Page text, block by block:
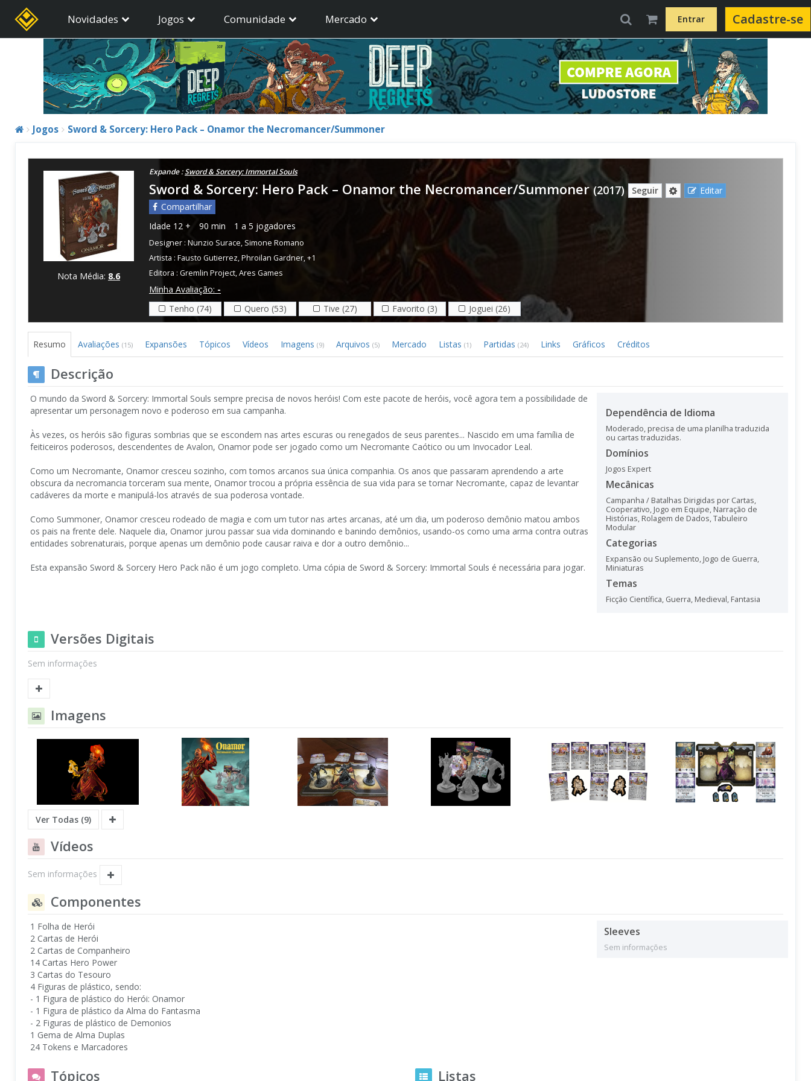
Novidades Jogos Comunidade Mercado Entrar Cadastre-se
Jogos Sword & Sorcery: Hero Pack – Onamor the Necromancer/Summoner
Nota Média: 8.6
Expande :Sword & Sorcery: Immortal Souls
Sword & Sorcery: Hero Pack – Onamor the Necromancer/Summoner (2017) Seguir
Editar
Compartilhar
Idade 12 + 90 min 1 a 5 jogadores
Designer : Nunzio Surace, Simone Romano
Artista : Fausto Gutierrez,Phroilan Gardner,+1
Editora : Gremlin Project,Ares Games
Minha Avaliação: -
Tenho (74)
Quero (53) Tive (27) Favorito (3) Joguei (26)
Resumo Avaliações (15) Expansões Tópicos Vídeos Imagens (9) Arquivos (5) Mercado Listas (1) Partidas (24) Links Gráficos Créditos
Descrição
O mundo da Sword & Sorcery: Immortal Souls sempre precisa de novos heróis! Com este pacote de heróis, você agora tem a possibilidade de
apresentar um personagem novo e poderoso em sua campanha.
Às vezes, os heróis são figuras sombrias que se escondem nas artes escuras ou renegados de seus parentes... Nascido em uma família de
feiticeiros poderosos, descendentes de Avalon, Onamor pode ser jogado como um Necromante Caótico ou um Invocador Leal.
Como um Necromante, Onamor cresceu sozinho, com tomos arcanos sua única companhia. Os anos que passaram aprendendo a arte
obscura da necromancia torceram sua mente, Onamor trocou a própria essência de sua vida para se tornar Necromante, capaz de levantar
cadáveres da morte e manipulá-los através de sua poderosa vontade.
Como Summoner, Onamor cresceu rodeado de magia e com um tutor nas artes arcanas, até um dia, um poderoso demônio matou ambos
os pais na frente dele. Naquele dia, Onamor jurou passar sua vida dominando e banindo demônios, usando-os como uma arma contra outras
entidades sobrenaturais, porque apenas um demônio pode causar raiva e dor a outro demônio...
Esta expansão Sword & Sorcery Hero Pack não é um jogo completo. Uma cópia de Sword & Sorcery: Immortal Souls é necessária para jogar.
Dependência de Idioma
Moderado, precisa de uma planilha traduzida
ou cartas traduzidas.
Domínios
Jogos Expert
Mecânicas
Campanha / Batalhas Dirigidas por Cartas,
Cooperativo, Jogo em Equipe, Narração de
Histórias, Rolagem de Dados,Tabuleiro
Modular
Categorias
Expansão ou Suplemento, Jogo de Guerra,
Miniaturas
Temas
Ficção Científica, Guerra, Medieval, Fantasia
Versões Digitais
Sem informações
Imagens
Ver Todas (9)
Vídeos
Sem informações
Componentes
1 Folha de Herói
2 Cartas de Herói
2 Cartas de Companheiro
14 Cartas Hero Power
3 Cartas do Tesouro
4 Figuras de plástico, sendo:
- 1 Figura de plástico do Herói: Onamor
- 1 Figura de plástico da Alma do Fantasma
- 2 Figuras de plástico de Demonios
1 Gema de Alma Duplas
24 Tokens e Marcadores
Sleeves
Sem informações
Tópicos Listas